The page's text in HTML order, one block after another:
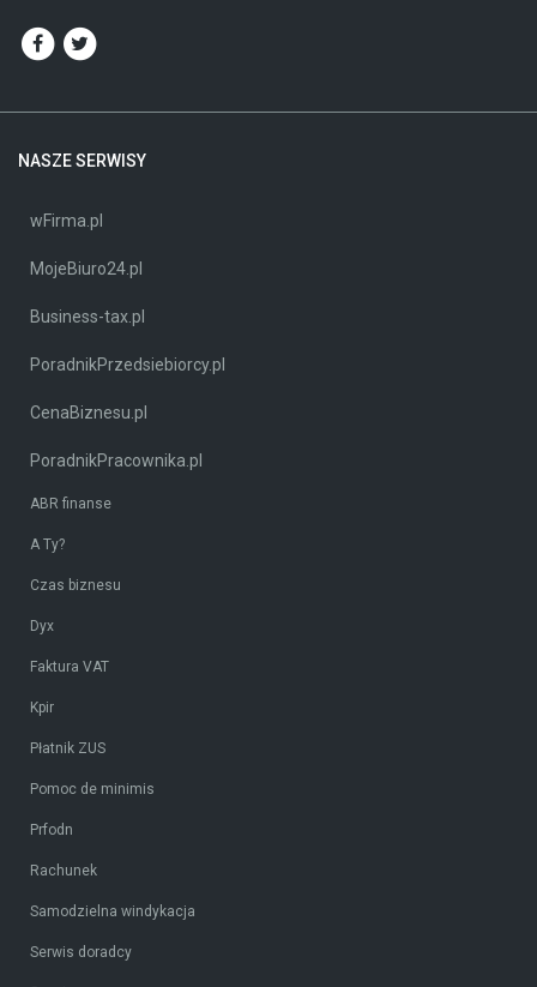
NASZE SERWISY
wFirma.pl
MojeBiuro24.pl
Business-tax.pl
PoradnikPrzedsiebiorcy.pl
CenaBiznesu.pl
PoradnikPracownika.pl
ABR finanse
A Ty?
Czas biznesu
Dyx
Faktura VAT
Kpir
Płatnik ZUS
Pomoc de minimis
Prfodn
Rachunek
Samodzielna windykacja
Serwis doradcy